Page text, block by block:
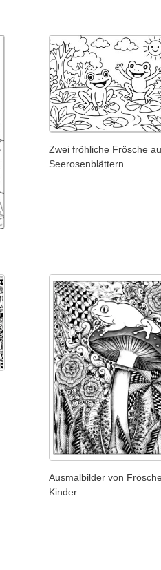
Zwei fröhliche Frösche
Seerosenblättern
Ausmalbilder von
Kinder